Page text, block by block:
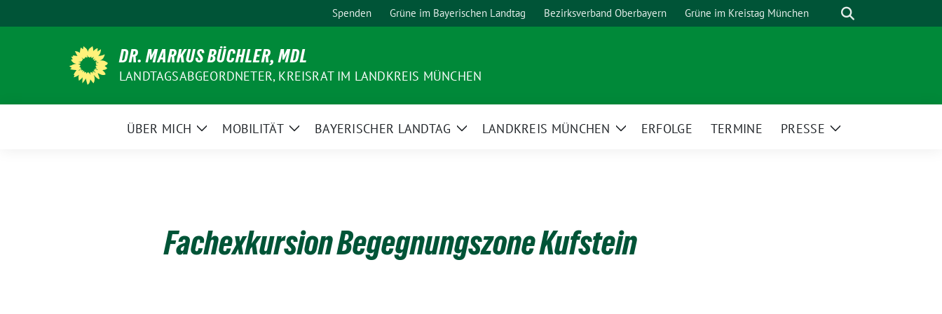
zum
Spenden Grüne im Bayerischen Landtag Bezirksverband Oberbayern Grüne im Kreistag München Suche
DR. MARKUS BÜCHLER, MDL
LANDTAGSABGEORDNETER, KREISRAT IM LANDKREIS MÜNCHEN
ÜBER MICH
ZeigeMOBILITÄT
ZeigeBAYERISCHER LANDTAG
ZeigeLANDKREIS MÜNCHEN
ZeigeERFOLGE TERMINE PRESSE
Zeige
Fachexkursion Begegnungszone Kufstein